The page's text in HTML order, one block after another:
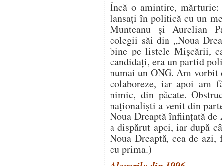
Încă o amintire,
lansați în politică cu un
Munteanu și Aurelian
colegii săi din „Noua
bine pe listele Mișcării,
candidați, era un partid
numai un ONG. Am vorbit
colaboreze, iar apoi am
nimic, din păcate.
naționaliști a venit din
Noua Dreaptă înființată de
a dispărut apoi, iar după
Noua Dreaptă, cea de
cu prima.)